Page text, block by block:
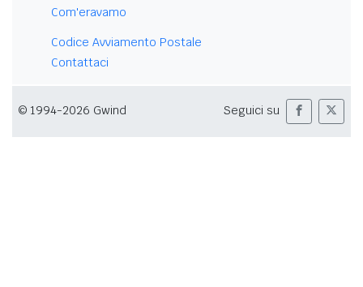
Com'eravamo
Codice Avviamento Postale
Contattaci
© 1994-2026 Gwind Seguici su